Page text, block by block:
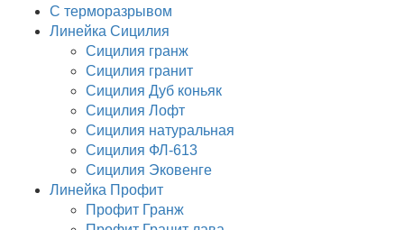
С терморазрывом
Линейка Сицилия
Сицилия гранж
Сицилия гранит
Сицилия Дуб коньяк
Сицилия Лофт
Сицилия натуральная
Сицилия ФЛ-613
Сицилия Эковенге
Линейка Профит
Профит Гранж